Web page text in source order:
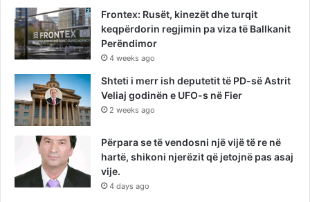
Frontex: Rusët, kinezët dhe turqit
keqpërdorin regjimin pa viza të Ballkanit
Perëndimor
4 weeks ago
Shteti i merr ish deputetit të PD-së Astrit
Veliaj godinën e UFO-s në Fier
2 weeks ago
Përpara se të vendosni një vijë të re në
hartë, shikoni njerëzit që jetojnë pas asaj
vije.
4 days ago